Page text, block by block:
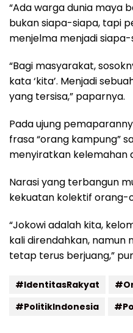
“Ada warga dunia maya
bukan siapa-siapa, tapi
menjelma menjadi siapa-
“Bagi masyarakat,
kata ‘kita’. Menjadi
yang tersisa,” paparnya.
Pada ujung
frasa “orang kampung”
menyiratkan kelemahan
Narasi yang terbangun
kekuatan kolektif orang-
“Jokowi adalah kita,
kali direndahkan, namun
tetap terus berjuang,”
#IdentitasRakyat
#PolitikIndonesia